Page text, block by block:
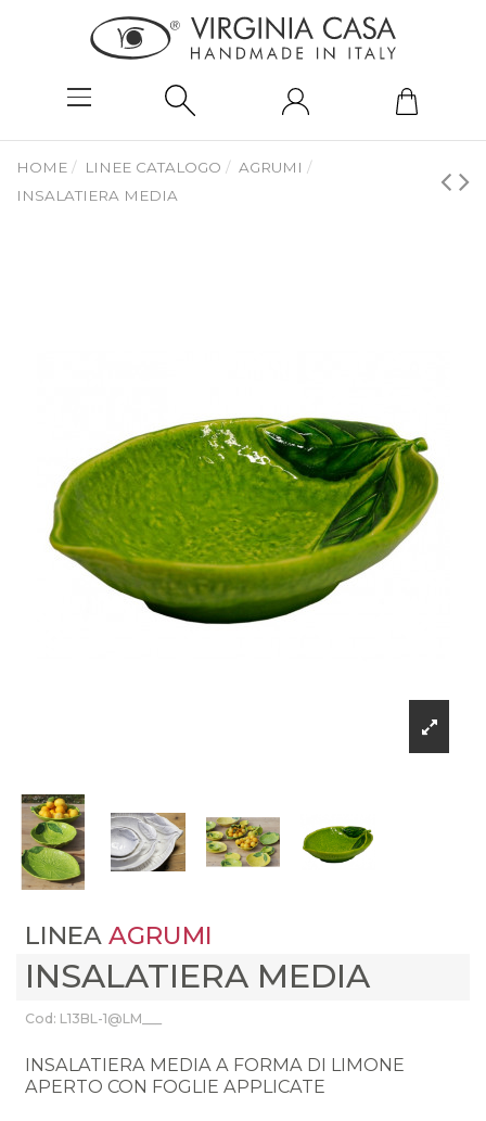
HOME LINEE CATALOGO
AGRUMI
INSALATIERA MEDIA
LINEA AGRUMI
INSALATIERA MEDIA
Cod: L13BL-1@LM___
INSALATIERA MEDIA A FORMA DI LIMONE
APERTO CON FOGLIE APPLICATE